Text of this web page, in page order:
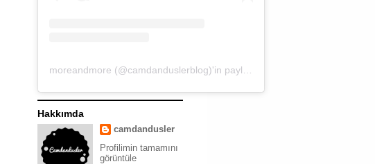
Hakkımda
camdandusler
Profilimin tamamını
görüntüle